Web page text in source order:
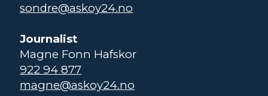
sondre@askoy24.no
Journalist
Magne Fonn Hafskor
922 94 877
magne@askoy24.no